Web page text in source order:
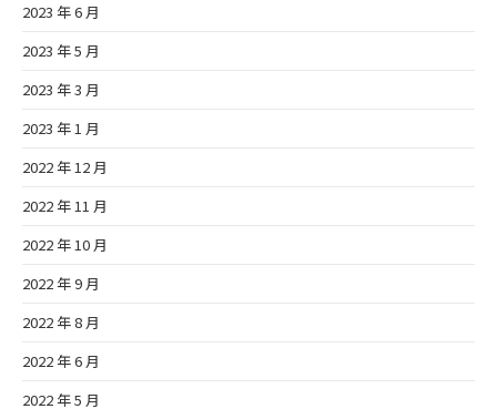
2023 年 6 月
2023 年 5 月
2023 年 3 月
2023 年 1 月
2022 年 12 月
2022 年 11 月
2022 年 10 月
2022 年 9 月
2022 年 8 月
2022 年 6 月
2022 年 5 月